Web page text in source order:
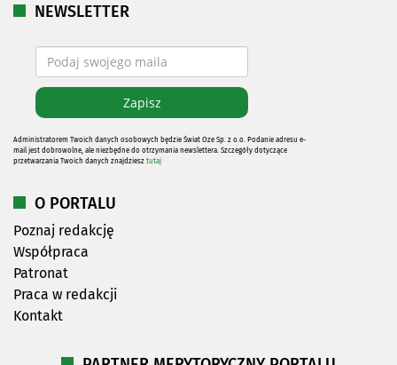
NEWSLETTER
Administratorem Twoich danych osobowych będzie Świat Oze Sp. z o.o. Podanie adresu e-
mail jest dobrowolne, ale niezbędne do otrzymania newslettera. Szczegóły dotyczące
przetwarzania Twoich danych znajdziesz tutaj
O PORTALU
Poznaj redakcję
Współpraca
Patronat
Praca w redakcji
Kontakt